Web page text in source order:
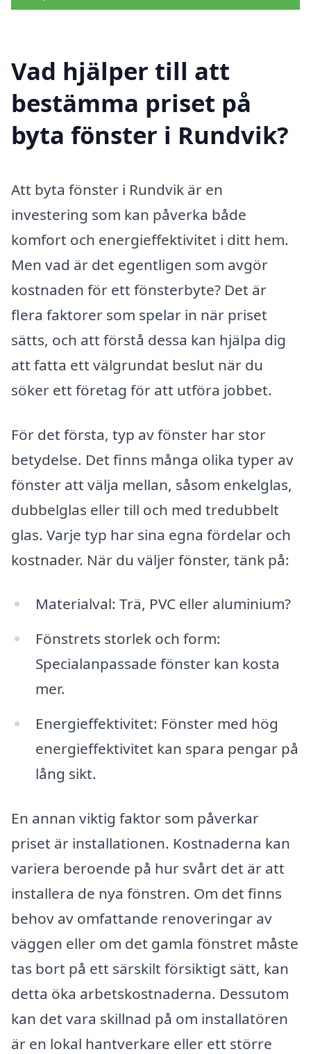
Vad hjälper till att
bestämma priset på
byta fönster i Rundvik?
Att byta fönster i Rundvik är en
investering som kan påverka både
komfort och energieffektivitet i ditt hem.
Men vad är det egentligen som avgör
kostnaden för ett fönsterbyte? Det är
flera faktorer som spelar in när priset
sätts, och att förstå dessa kan hjälpa dig
att fatta ett välgrundat beslut när du
söker ett företag för att utföra jobbet.
För det första, typ av fönster har stor
betydelse. Det finns många olika typer av
fönster att välja mellan, såsom enkelglas,
dubbelglas eller till och med tredubbelt
glas. Varje typ har sina egna fördelar och
kostnader. När du väljer fönster, tänk på:
Materialval: Trä, PVC eller aluminium?
Fönstrets storlek och form:
Specialanpassade fönster kan kosta
mer.
Energieffektivitet: Fönster med hög
energieffektivitet kan spara pengar på
lång sikt.
En annan viktig faktor som påverkar
priset är installationen. Kostnaderna kan
variera beroende på hur svårt det är att
installera de nya fönstren. Om det finns
behov av omfattande renoveringar av
väggen eller om det gamla fönstret måste
tas bort på ett särskilt försiktigt sätt, kan
detta öka arbetskostnaderna. Dessutom
kan det vara skillnad på om installatören
är en lokal hantverkare eller ett större